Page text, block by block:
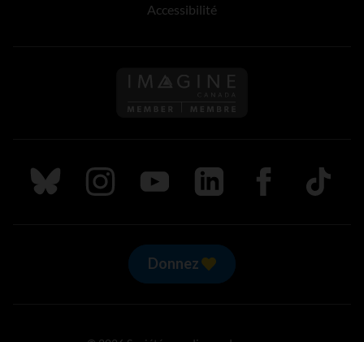
Accessibilité
Suivez nous sur Bluesky
Suivez nous sur Instagram
Suivez nous sur Youtube
Suivez nous sur LinkedIn
Suivez nous sur
TikTok
Donnez